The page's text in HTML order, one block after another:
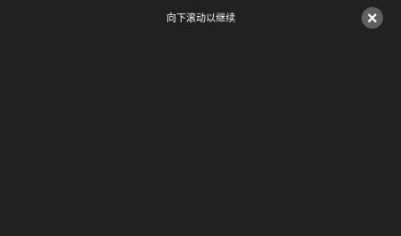
×
向下滚动以继续